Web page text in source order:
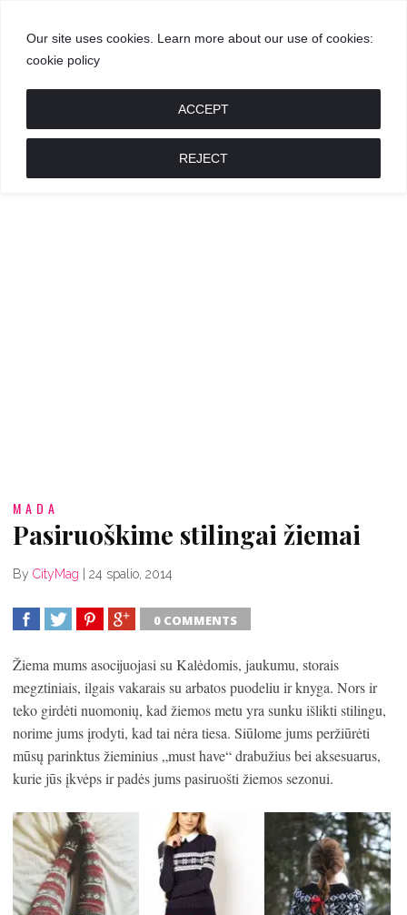
Our site uses cookies. Learn more about our use of cookies:
cookie policy
REJECT
ACCEPT
GROŽIS
MADA
MADA
Pasiruoškime stilingai žiemai
By CityMag 24 spalio, 2014
0 COMMENTS
Žiema mums asocijuojasi su Kalėdomis, jaukumu, storais
megztiniais, ilgais vakarais su arbatos puodeliu ir knyga. Nors ir
teko girdėti nuomonių, kad žiemos metu yra sunku išlikti stilingu,
norime jums įrodyti, kad tai nėra tiesa. Siūlome jums peržiūrėti
mūsų parinktus žieminius „must have“ drabužius bei aksesuarus,
kurie jūs įkvėps ir padės jums pasiruošti žiemos sezonui.